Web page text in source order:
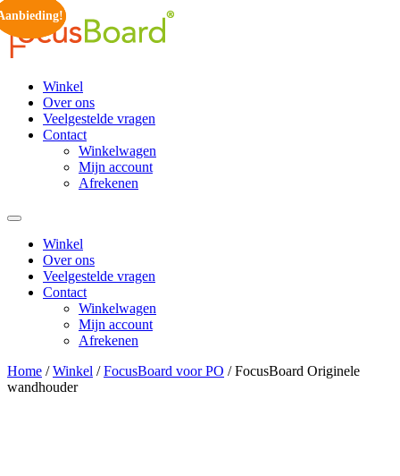
Ga
naar
de
inhoud
Winkel
Over ons
Veelgestelde vragen
Contact
Winkelwagen
Mijn account
Afrekenen
Winkel
Over ons
Veelgestelde vragen
Contact
Winkelwagen
Mijn account
Afrekenen
Home /Winkel /FocusBoard voor PO / FocusBoard Originele
wandhouder